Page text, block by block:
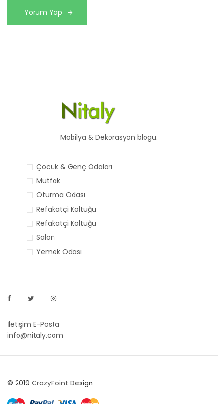
Mobilya & Dekorasyon blogu.
Çocuk & Genç Odaları
Mutfak
Oturma Odası
Refakatçi Koltuğu
Refakatçi Koltuğu
Salon
Yemek Odası
İletişim E-Posta
info@nitaly.com
© 2019 CrazyPoint Design